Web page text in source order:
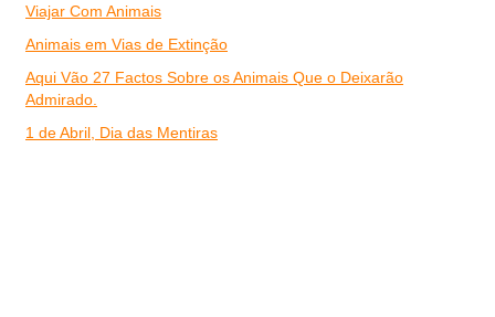
Viajar Com Animais
Animais em Vias de Extinção
Aqui Vão 27 Factos Sobre os Animais Que o Deixarão
Admirado.
1 de Abril, Dia das Mentiras